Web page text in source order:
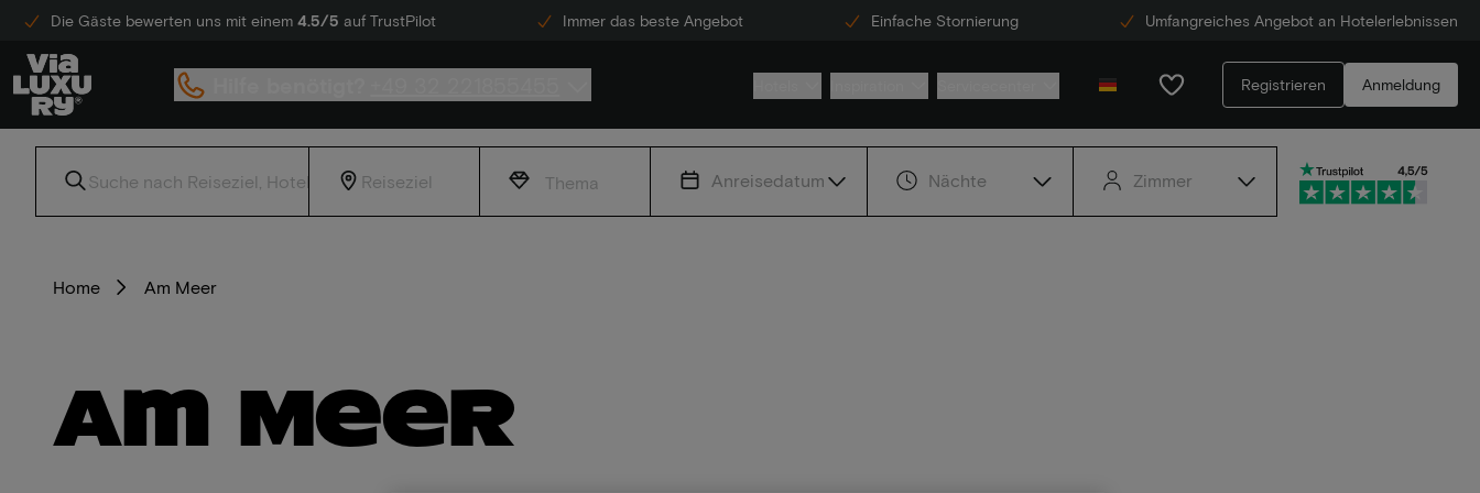
Die Gäste bewerten uns mit einem 4.5/5 auf TrustPilot Immer das beste Angebot Einfache Stornierung Umfangreiches Angebot an Hotelerlebnissen
Registrieren Anmeldung
Thema Anreisedatum Nächte Zimmer
Home Am Meer
Am Meer